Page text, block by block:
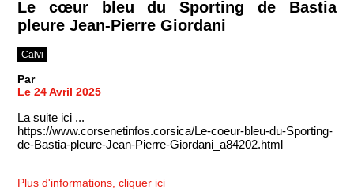
Le cœur bleu du Sporting de Bastia
pleure Jean-Pierre Giordani
Calvi
Par
Le 24 Avril 2025
La suite ici ...
https://www.corsenetinfos.corsica/Le-coeur-bleu-du-Sporting-
de-Bastia-pleure-Jean-Pierre-Giordani_a84202.html
Plus d'informations, cliquer ici